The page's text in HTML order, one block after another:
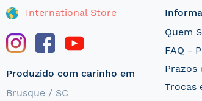
International Store
Produzido com carinho em
Brusque / SC
Quem
FAQ -
Prazos
Trocas